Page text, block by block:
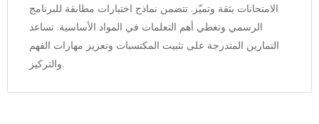
الامتحانات بثقة وتميّز. تتضمن نماذج اختبارات مطابقة للبرنامج
الرسمي وتغطي أهم التعلمات في المواد الأساسية. تساعد
التمارين المتدرجة على تثبيت المكتسبات وتعزيز مهارات الفهم
والتركيز.